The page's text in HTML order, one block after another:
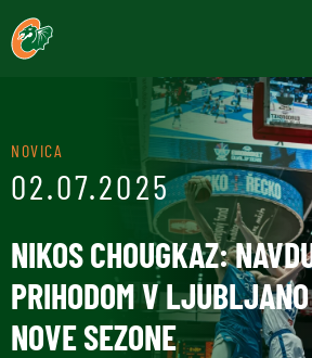
NOVICA
02.07.2025
NIKOS CHOUGKAZ:
PRIHODOM V
NOVE SEZONE